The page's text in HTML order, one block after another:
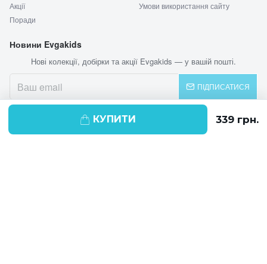
КУПИТИ
Акції
Поради
Умови використання сайту
Новини Evgakids
Нові колекції, добірки та акції Evgakids — у вашій пошті.
ПІДПИСАТИСЯ